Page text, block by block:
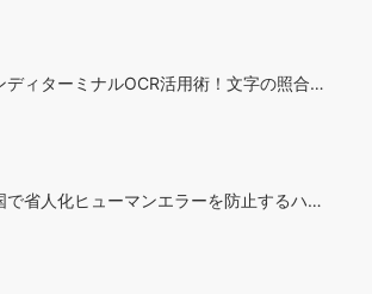
ディターミナルOCR活用術！文字の照合…
で省人化ヒューマンエラーを防止するハ…